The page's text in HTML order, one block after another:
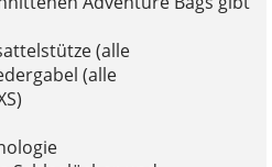
(alle
(alle